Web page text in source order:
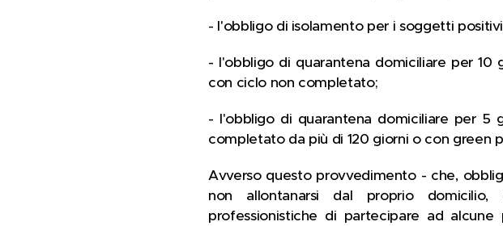
- l'obbligo di isolamento per i soggetti
- l'obbligo di quarantena domiciliare per
con ciclo non completato;
- l'obbligo di quarantena domiciliare per 5
completato da più di 120 giorni o con green
Avverso questo provvedimento - che,
non allontanarsi dal proprio
professionistiche di partecipare ad